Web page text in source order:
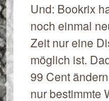
Und: Bookrix
noch einmal
Zeit nur eine
möglich ist.
99 Cent
nur bestimmte